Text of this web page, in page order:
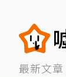
最新文章